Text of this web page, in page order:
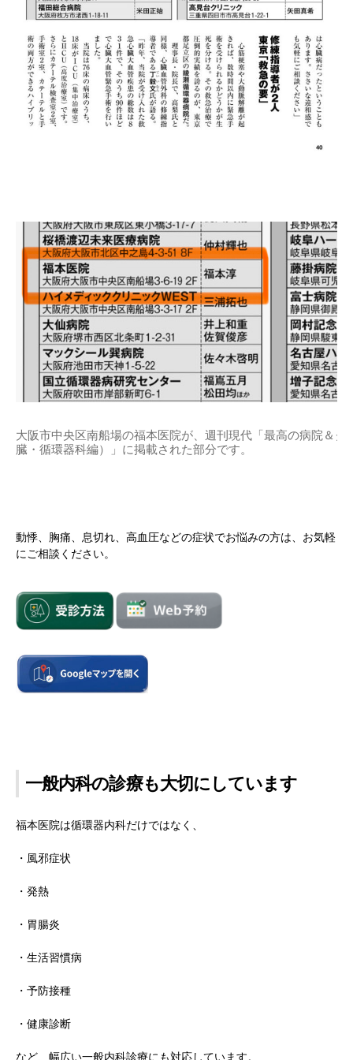
大阪市中央区南船場の福本医院が、週刊現代「最高の病院＆ク
臓・循環器科編）」に掲載された部分です。
動悸、胸痛、息切れ、高血圧などの症状でお悩みの方は、お気軽
にご相談ください。
一般内科の診療も大切にしています
福本医院は循環器内科だけではなく、
・風邪症状
・発熱
・胃腸炎
・生活習慣病
・予防接種
・健康診断
など、幅広い一般内科診療にも対応しています。